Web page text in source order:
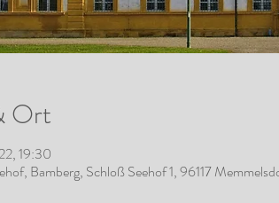
Ort
19:30
Bamberg, Schloß Seehof 1, 96117